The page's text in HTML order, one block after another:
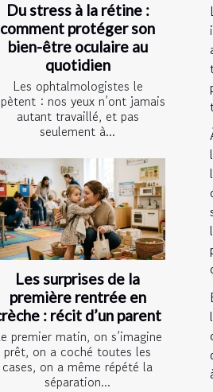
Du stress à la rétine :
comment protéger son
bien-être oculaire au
quotidien
Les ophtalmologistes le
: nos yeux n’ont jamais
autant travaillé, et pas
seulement à...
Les surprises de la
première rentrée en
: récit d’un parent
premier matin, on s’imagine
prêt, on a coché toutes les
cases, on a même répété la
séparation...